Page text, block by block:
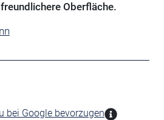
Oberfläche.
bei Google bevorzugen